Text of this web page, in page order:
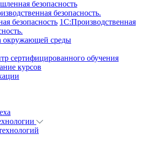
безопасность
безопасность.
безопасность 1C:Производственная
окружающей среды
сертифицированного обучения
курсов